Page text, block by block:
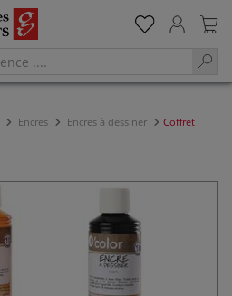
Encres Encres à dessiner
Coffret